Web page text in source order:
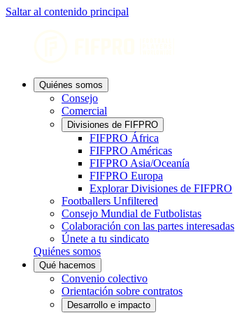
Saltar al contenido principal
Quiénes somos
Consejo
Comercial
Divisiones de FIFPRO
FIFPRO África
FIFPRO Américas
FIFPRO Asia/Oceanía
FIFPRO Europa
Explorar Divisiones de FIFPRO
Footballers Unfiltered
Consejo Mundial de Futbolistas
Colaboración con las partes interesadas
Únete a tu sindicato
Quiénes somos
Qué hacemos
Convenio colectivo
Orientación sobre contratos
Desarrollo e impacto